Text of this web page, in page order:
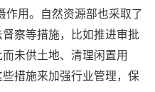
作用。自然资源部也采取了
察等措施，比如推进审批
未供土地、清理闲置用
措施来加强行业管理，保